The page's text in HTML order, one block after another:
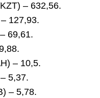
– 632,56.
127,93.
69,61.
– 10,5.
5,37.
– 5,78.